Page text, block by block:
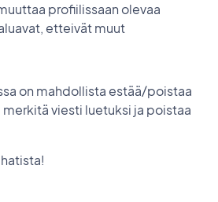
profiilissaan olevaa
etteivät muut
on mahdollista estää/poistaa
viesti luetuksi ja poistaa